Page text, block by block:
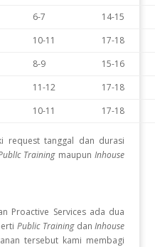
6-7
14-15
10-11
17-18
8-9
15-16
11-12
17-18
10-11 17-18
request tanggal dan durasi
TrainingmaupunInhouse
Proactive Servicesada dua
Public TrainingdanInhouse
tersebut kami membagi